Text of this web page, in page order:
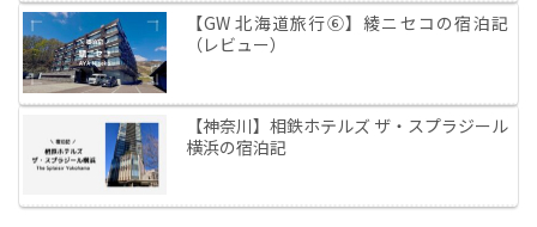
【GW 北海道旅行⑥】綾ニセコの宿泊記
（レビュー）
【神奈川】相鉄ホテルズ ザ・スプラジール
横浜の宿泊記